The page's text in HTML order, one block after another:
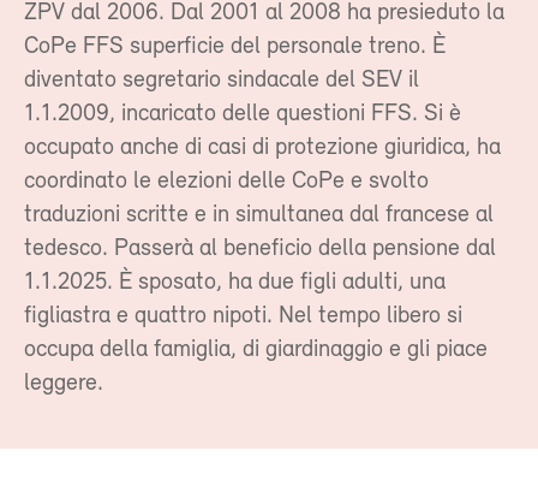
ZPV dal 2006. Dal 2001 al 2008 ha presieduto la
CoPe FFS superficie del personale treno. È
diventato segretario sindacale del SEV il
1.1.2009, incaricato delle questioni FFS. Si è
occupato anche di casi di protezione giuridica, ha
coordinato le elezioni delle CoPe e svolto
traduzioni scritte e in simultanea dal francese al
tedesco. Passerà al beneficio della pensione dal
1.1.2025. È sposato, ha due figli adulti, una
figliastra e quattro nipoti. Nel tempo libero si
occupa della famiglia, di giardinaggio e gli piace
leggere.